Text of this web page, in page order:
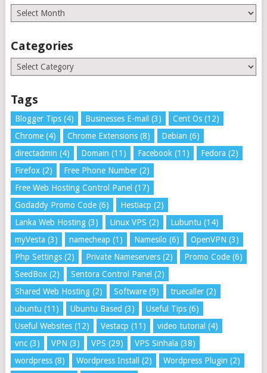
Archives
Categories
Categories
Tags
Blogger Tips(4) Businesses E-mail (3) Cent Os(12)
Chrome(4) Chrome Extensions(8) Debian (6)
directadmin (4) Domain (11) Facebook (11) Fedora (2)
Firefox(2) Free Phone Number(2)
Free Web Hosting Control Panel (17)
Godaddy Promo Code(6) Hestiacp (2)
Lanka Web Hosting(3) Linux VPS (2) Lubuntu (14)
myVesta (3) namecheap (1) Namesilo (6) OpenVPN (3)
Php Settings(2) Private Nameservers(2) Promo Code(6)
SeedBox(2) Sentora Control Panel (2)
Shared Web Hosting(2) Software(9) truecaller(2)
ubuntu (11) Ubuntu Based (3) Useful Tips(6)
Useful Websites(12) Vestacp (11) video tutorial (4)
vnc(3) VPN (3) VPS (29) VPS Sinhala (38)
wordpress(8) Wordpress Install (2) Wordpress Plugin (2)